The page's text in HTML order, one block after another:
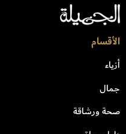
الأقسام
أزياء
جمال
صحة ورشاقة